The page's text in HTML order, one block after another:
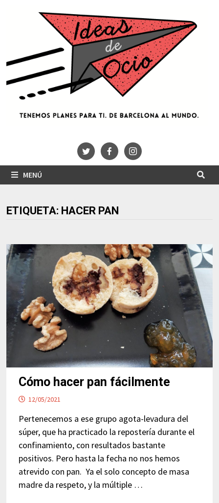
MENÚ
ETIQUETA: HACER PAN
Cómo hacer pan fácilmente
12/05/2021
Pertenecemos a ese grupo agota-levadura del
súper, que ha practicado la repostería durante el
confinamiento, con resultados bastante
positivos. Pero hasta la fecha no nos hemos
atrevido con pan. Ya el solo concepto de masa
madre da respeto, y la múltiple …